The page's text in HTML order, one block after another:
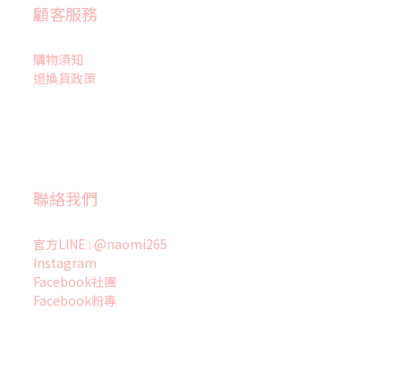
顧客服務
購物須知
退換貨政策
聯絡我們
官方LINE : @naomi265
Instagram
Facebook社團
Facebook粉專